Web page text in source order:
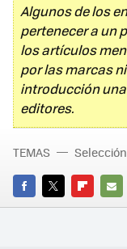
Algunos de los
pertenecer a un
los artículos
por las marcas
introducción
editores.
FACEBOOK
TWITTER
E-
TEMAS Selección